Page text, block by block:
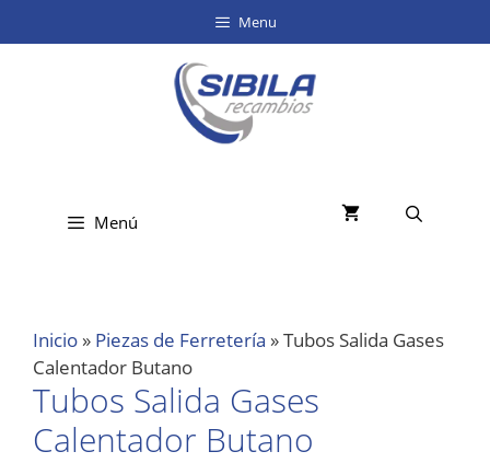
Menu
Menú
Inicio » Piezas de Ferretería »Tubos Salida Gases
Calentador Butano
Tubos Salida Gases
Calentador Butano